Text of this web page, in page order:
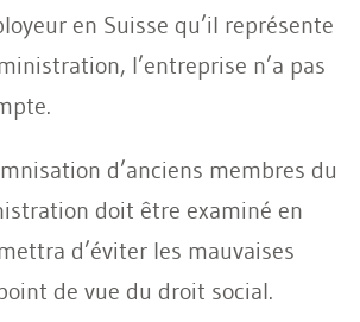
en Suisse qu’il représente
l’entreprise n’a pas
d’anciens membres du
doit être examiné en
d’éviter les mauvaises
de vue du droit social.